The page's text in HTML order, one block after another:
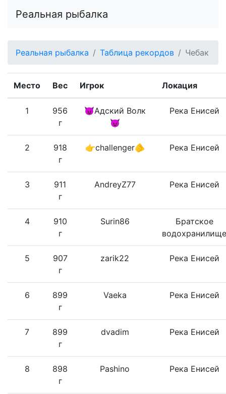
Реальная рыбалка
Реальная рыбалка Таблица рекордов Чебак
Место Вес Игрок Локация
1
956
г
😈Адский Волк
😈
Река Енисей
2
918
г
👉challenger🫵 Река Енисей
3
911
г
AndreyZ77 Река Енисей
4
910
г
Surin86
Братское
водохранилище
5
907
г
zarik22 Река Енисей
6
899
г
Vaeka Река Енисей
7
899
г
dvadim Река Енисей
8
898
г
Pashino Река Енисей